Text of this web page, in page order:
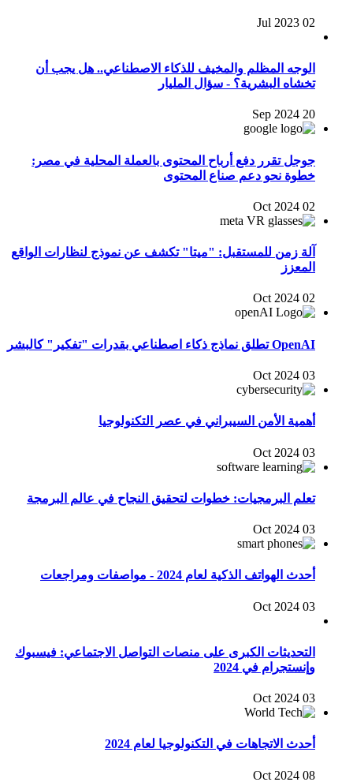
02 Jul 2023
الوجه المظلم والمخيف للذكاء الاصطناعي.. هل يجب أن
تخشاه البشرية؟ - سؤال المليار
20 Sep 2024
جوجل تقرر دفع أرباح المحتوى بالعملة المحلية في مصر:
خطوة نحو دعم صناع المحتوى
02 Oct 2024
آلة زمن للمستقبل: "ميتا" تكشف عن نموذج لنظارات الواقع
المعزز
02 Oct 2024
OpenAI تطلق نماذج ذكاء اصطناعي بقدرات "تفكير" كالبشر
03 Oct 2024
أهمية الأمن السيبراني في عصر التكنولوجيا
03 Oct 2024
تعلم البرمجيات: خطوات لتحقيق النجاح في عالم البرمجة
03 Oct 2024
أحدث الهواتف الذكية لعام 2024 - مواصفات ومراجعات
03 Oct 2024
التحديثات الكبرى على منصات التواصل الاجتماعي: فيسبوك
وإنستجرام في 2024
03 Oct 2024
أحدث الاتجاهات في التكنولوجيا لعام 2024
08 Oct 2024